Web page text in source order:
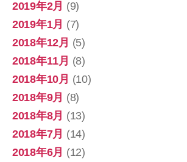
2019年2月 (9)
2019年1月 (7)
2018年12月 (5)
2018年11月 (8)
2018年10月 (10)
2018年9月 (8)
2018年8月 (13)
2018年7月 (14)
2018年6月 (12)